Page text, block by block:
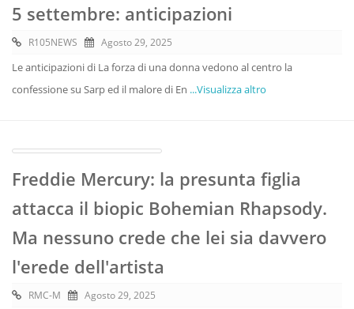
5 settembre: anticipazioni
R105NEWS Agosto 29, 2025
Le anticipazioni di La forza di una donna vedono al centro la
confessione su Sarp ed il malore di En ...Visualizza altro
Freddie Mercury: la presunta figlia
attacca il biopic Bohemian Rhapsody.
Ma nessuno crede che lei sia davvero
l'erede dell'artista
RMC-M Agosto 29, 2025